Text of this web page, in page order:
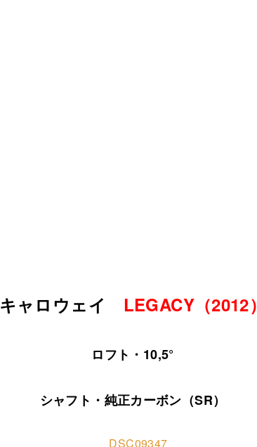
キャロウェイ LEGACY（2012）
ロフト・10,5°
シャフト・純正カーボン（SR）